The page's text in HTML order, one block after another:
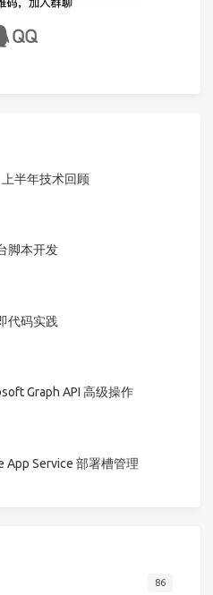
半年技术回顾
脚本开发
代码实践
Graph API 高级操作
App Service 部署槽管理
86